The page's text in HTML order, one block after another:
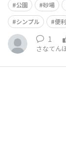
公園 砂場
シンプル
便利
1
さなてん